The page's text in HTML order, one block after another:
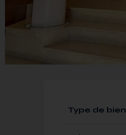
Type de bien